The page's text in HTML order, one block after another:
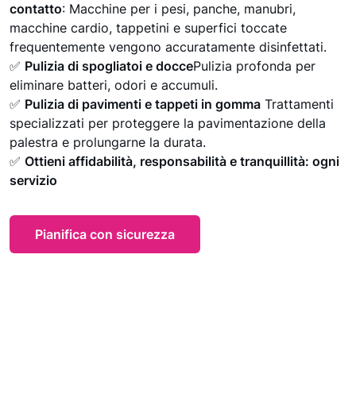
contatto: Macchine per i pesi, panche, manubri,
macchine cardio, tappetini e superfici toccate
frequentemente vengono accuratamente disinfettati.
✅ Pulizia di spogliatoi e doccePulizia profonda per
eliminare batteri, odori e accumuli.
✅ Pulizia di pavimenti e tappeti in gomma Trattamenti
specializzati per proteggere la pavimentazione della
palestra e prolungarne la durata.
✅ Ottieni affidabilità, responsabilità e tranquillità: ogni
servizio
Pianifica con sicurezza